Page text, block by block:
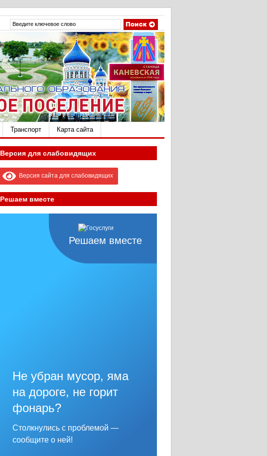
Транспорт Карта сайта
Версия для слабовидящих
Версия сайта для слабовидящих
Решаем вместе
Решаем вместе
Не убран мусор, яма
на дороге, не горит
фонарь?
Столкнулись с проблемой —
сообщите о ней!